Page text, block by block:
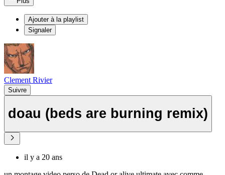
Ajouter à la playlist
Signaler
Clement Rivier
Suivre
doau (beds are burning remix)
il y a 20 ans